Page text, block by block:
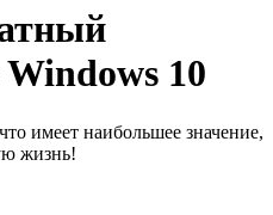
10
имеет наибольшее значение,
жизнь!